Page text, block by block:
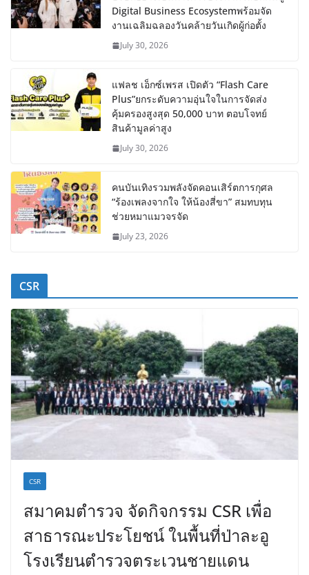
Digital Business Ecosystemพร้อมจัด
งานเฉลิมฉลองวันคล้ายวันเกิดผู้ก่อตั้ง
July 30, 2026
แฟลช เอ็กซ์เพรส เปิดตัว “Flash Care
Plus”ยกระดับความอุ่นใจในการจัดส่ง
คุ้มครองสูงสุด 50,000 บาท ตอบโจทย์
สินค้ามูลค่าสูง
July 30, 2026
คนบันเทิงรวมพลังจัดคอนเสิร์ตการกุศล
“ร้องเพลงจากใจ ให้น้องสี่ขา” สมทบทุน
ช่วยหมาแมวจรจัด
July 23, 2026
CSR
CSR
สมาคมตำรวจ จัดกิจกรรม CSR เพื่อ
สาธารณะประโยชน์ ในพื้นที่ป่าละอู
โรงเรียนตำรวจตระเวนชายแดน